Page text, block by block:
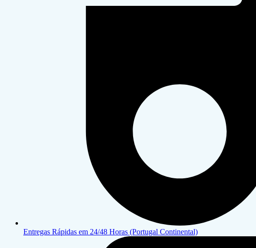
Entregas Rápidas em 24/48 Horas (Portugal Continental)